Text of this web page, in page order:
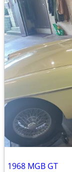
1968 MGB GT